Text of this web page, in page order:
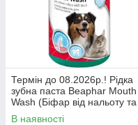
Термін до 08.2026р.! Рідка
зубна паста Beaphar Mouth
Wash (Біфар від нальоту та
неприємного запаху) 250 мл
В наявності